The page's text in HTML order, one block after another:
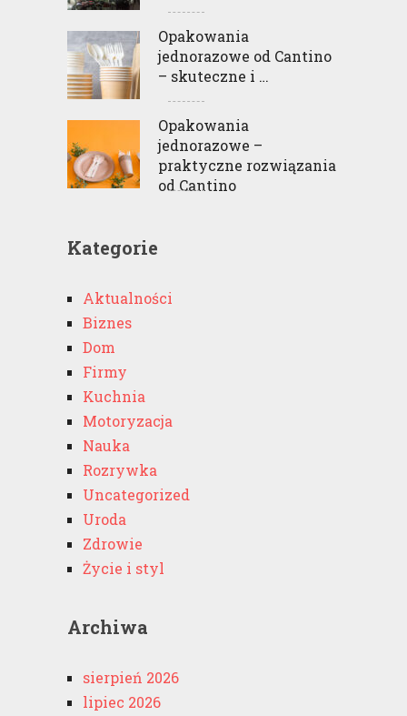
Opakowania
jednorazowe od Cantino
– skuteczne i …
Opakowania
jednorazowe –
praktyczne rozwiązania
od Cantino
Kategorie
Aktualności
Biznes
Dom
Firmy
Kuchnia
Motoryzacja
Nauka
Rozrywka
Uncategorized
Uroda
Zdrowie
Życie i styl
Archiwa
sierpień 2026
lipiec 2026